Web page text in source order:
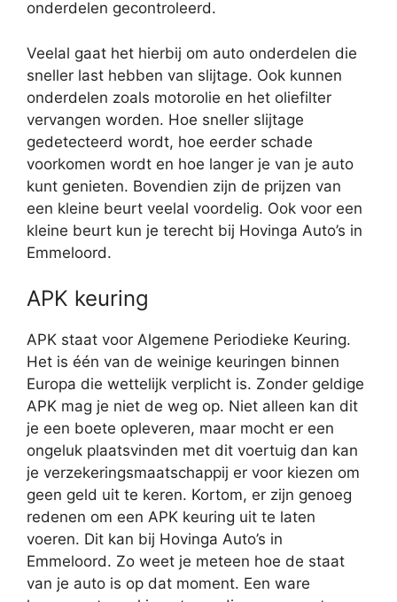
onderdelen gecontroleerd.
Veelal gaat het hierbij om auto onderdelen die
sneller last hebben van slijtage. Ook kunnen
onderdelen zoals motorolie en het oliefilter
vervangen worden. Hoe sneller slijtage
gedetecteerd wordt, hoe eerder schade
voorkomen wordt en hoe langer je van je auto
kunt genieten. Bovendien zijn de prijzen van
een kleine beurt veelal voordelig. Ook voor een
kleine beurt kun je terecht bij Hovinga Auto’s in
Emmeloord.
APK keuring
APK staat voor Algemene Periodieke Keuring.
Het is één van de weinige keuringen binnen
Europa die wettelijk verplicht is. Zonder geldige
APK mag je niet de weg op. Niet alleen kan dit
je een boete opleveren, maar mocht er een
ongeluk plaatsvinden met dit voertuig dan kan
je verzekeringsmaatschappij er voor kiezen om
geen geld uit te keren. Kortom, er zijn genoeg
redenen om een APK keuring uit te laten
voeren. Dit kan bij Hovinga Auto’s in
Emmeloord. Zo weet je meteen hoe de staat
van je auto is op dat moment. Een ware